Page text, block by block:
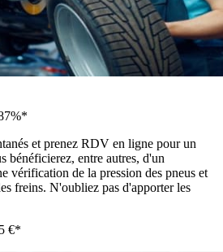
et prenez RDV en ligne pour un
bénéficierez, entre autres, d'un
vérification de la pression des pneus et
freins. N'oubliez pas d'apporter les
€*